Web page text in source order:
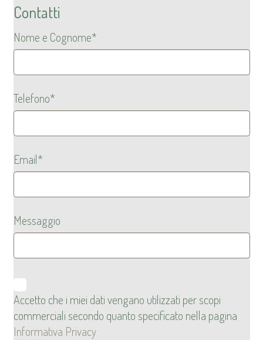
Contatti
Nome e Cognome*
Telefono*
Email*
Messaggio
Accetto che i miei dati vengano utilizzati per scopi
commerciali secondo quanto specificato nella pagina
Informativa Privacy